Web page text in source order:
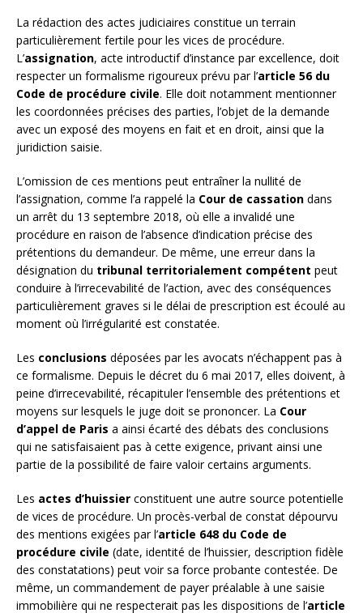
La rédaction des actes judiciaires constitue un terrain
particulièrement fertile pour les vices de procédure.
L’assignation, acte introductif d’instance par excellence, doit
respecter un formalisme rigoureux prévu par l’article 56 du
Code de procédure civile. Elle doit notamment mentionner
les coordonnées précises des parties, l’objet de la demande
avec un exposé des moyens en fait et en droit, ainsi que la
juridiction saisie.
L’omission de ces mentions peut entraîner la nullité de
l’assignation, comme l’a rappelé la Cour de cassation dans
un arrêt du 13 septembre 2018, où elle a invalidé une
procédure en raison de l’absence d’indication précise des
prétentions du demandeur. De même, une erreur dans la
désignation du tribunal territorialement compétent peut
conduire à l’irrecevabilité de l’action, avec des conséquences
particulièrement graves si le délai de prescription est écoulé au
moment où l’irrégularité est constatée.
Les conclusions déposées par les avocats n’échappent pas à
ce formalisme. Depuis le décret du 6 mai 2017, elles doivent, à
peine d’irrecevabilité, récapituler l’ensemble des prétentions et
moyens sur lesquels le juge doit se prononcer. La Cour
d’appel de Paris a ainsi écarté des débats des conclusions
qui ne satisfaisaient pas à cette exigence, privant ainsi une
partie de la possibilité de faire valoir certains arguments.
Les actes d’huissier constituent une autre source potentielle
de vices de procédure. Un procès-verbal de constat dépourvu
des mentions exigées par l’article 648 du Code de
procédure civile (date, identité de l’huissier, description fidèle
des constatations) peut voir sa force probante contestée. De
même, un commandement de payer préalable à une saisie
immobilière qui ne respecterait pas les dispositions de l’article